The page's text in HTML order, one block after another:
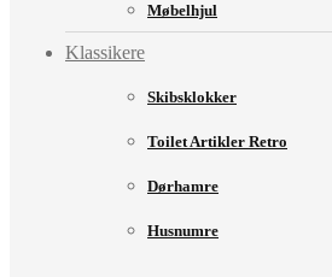
Møbelhjul
Klassikere
Skibsklokker
Toilet Artikler Retro
Dørhamre
Husnumre